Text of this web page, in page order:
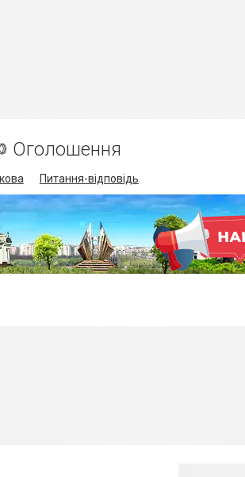
Оголошення
Питання-відповідь